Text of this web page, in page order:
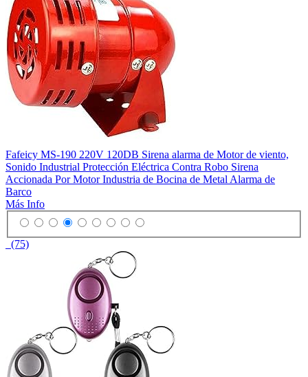
Fafeicy MS-190 220V 120DB Sirena alarma de Motor de viento,
Sonido Industrial Protección Eléctrica Contra Robo Sirena
Accionada Por Motor Industria de Bocina de Metal Alarma de
Barco
Más Info
(75)